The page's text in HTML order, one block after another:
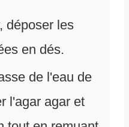
déposer les
en dés.
de l'eau de
l'agar agar et